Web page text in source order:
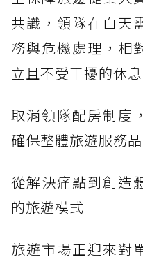
共識，領隊在白天
務與危機處理，相
立且不受干擾的休息
取消領隊配房制度
確保整體旅遊服務
從解決痛點到創造
的旅遊模式
旅遊市場正迎來對